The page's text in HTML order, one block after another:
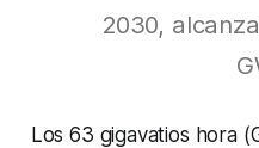
2030,
Los 63 gigavatios hora